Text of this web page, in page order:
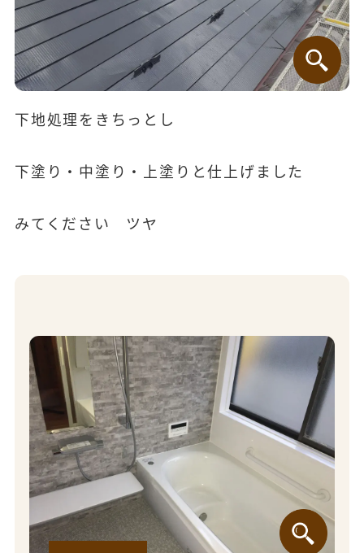
下地処理をきちっとし
下塗り・中塗り・上塗りと仕上げました
みてください ツヤ